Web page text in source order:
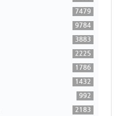
7479
9784
3883
2225
1786
1432
992
2183